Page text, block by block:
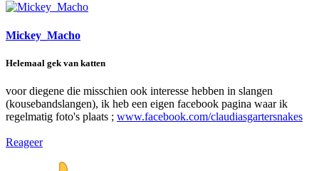
Mickey_Macho
Helemaal gek van katten
voor diegene die misschien ook interesse hebben in slangen
(kousebandslangen), ik heb een eigen facebook pagina waar ik
regelmatig foto's plaats ; www.facebook.com/claudiasgartersnakes
Reageer